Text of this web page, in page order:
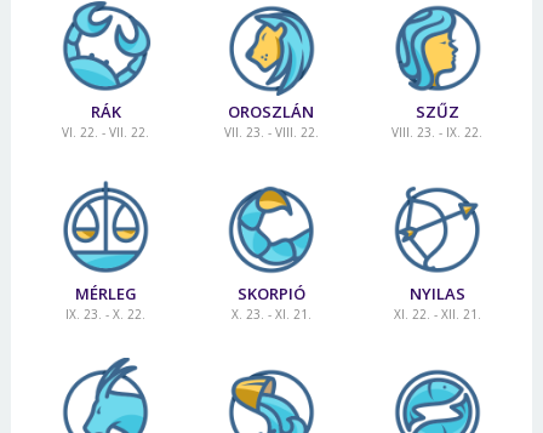
RÁK
VI. 22. - VII. 22.
OROSZLÁN
VII. 23. - VIII. 22.
SZŰZ
VIII. 23. - IX. 22.
MÉRLEG
IX. 23. - X. 22.
SKORPIÓ
X. 23. - XI. 21.
NYILAS
XI. 22. - XII. 21.